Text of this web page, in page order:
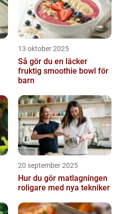
13 oktober 2025
Så gör du en läcker
fruktig smoothie bowl för
barn
20 september 2025
Hur du gör matlagningen
roligare med nya tekniker